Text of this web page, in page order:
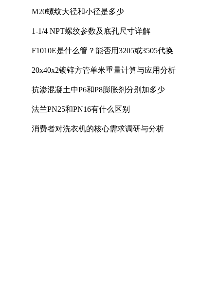
M20螺纹大径和小径是多少
1-1/4 NPT螺纹参数及底孔尺寸详解
F1010E是什么管？能否用3205或3505代换
20x40x2镀锌方管单米重量计算与应用分析
抗渗混凝土中P6和P8膨胀剂分别加多少
法兰PN25和PN16有什么区别
消费者对洗衣机的核心需求调研与分析